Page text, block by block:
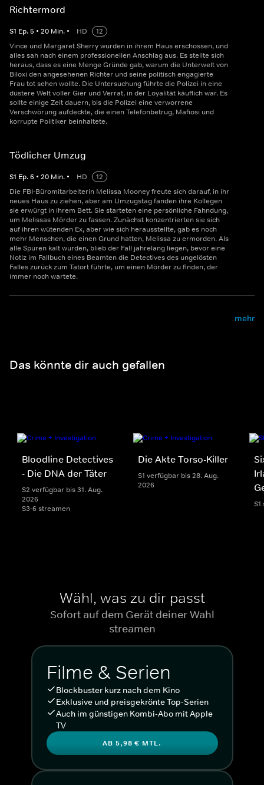
Richtermord
S1 Ep.5 • 20 Min. • HD
12
Vince und Margaret Sherry wurden in ihrem Haus erschossen, und
alles sah nach einem professionellen Anschlag aus. Es stellte sich
heraus, dass es eine Menge Gründe gab, warum die Unterwelt von
Biloxi den angesehenen Richter und seine politisch engagierte
Frau tot sehen wollte. Die Untersuchung führte die Polizei in eine
düstere Welt voller Gier und Verrat, in der Loyalität käuflich war. Es
sollte einige Zeit dauern, bis die Polizei eine verworrene
Verschwörung aufdeckte, die einen Telefonbetrug, Mafiosi und
korrupte Politiker beinhaltete.
Tödlicher Umzug
S1 Ep.6 • 20 Min. • HD
12
Die FBI-Büromitarbeiterin Melissa Mooney freute sich darauf, in ihr
neues Haus zu ziehen, aber am Umzugstag fanden ihre Kollegen
sie erwürgt in ihrem Bett. Sie starteten eine persönliche Fahndung,
um Melissas Mörder zu fassen. Zunächst konzentrierten sie sich
auf ihren wütenden Ex, aber wie sich herausstellte, gab es noch
mehr Menschen, die einen Grund hatten, Melissa zu ermorden. Als
alle Spuren kalt wurden, blieb der Fall jahrelang liegen, bevor eine
Notiz im Fallbuch eines Beamten die Detectives des ungelösten
Falles zurück zum Tatort führte, um einen Mörder zu finden, der
immer noch wartete.
mehr
Das könnte dir auch gefallen
Bloodline Detectives
- Die DNA der Täter
S2 verfügbar bis 31. Aug.
2026
S3-6 streamen
Die Akte Torso-Killer
S1 verfügbar bis 28. Aug.
2026
Wähl, was zu dir passt
Sofort auf dem Gerät deiner Wahl
streamen
Filme & Serien
Blockbuster kurz nach dem Kino
Exklusive und preisgekrönte Top-Serien
Auch im günstigen Kombi-Abo mit Apple
TV
AB 5,98 € MTL.